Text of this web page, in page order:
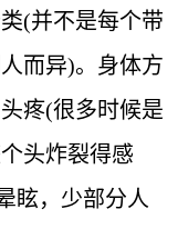
(并不是每个带
而异)。身体方
疼(很多时候是
头炸裂得感
眩，少部分人